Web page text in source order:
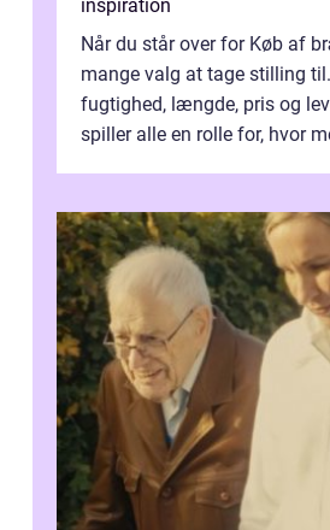
inspiration
Når du står over for Køb af
mange valg at tage stilling
fugtighed, længde, pris og
spiller alle en rolle for, hvor